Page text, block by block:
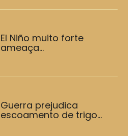
El Niño muito forte
ameaça...
Guerra prejudica
escoamento de trigo...